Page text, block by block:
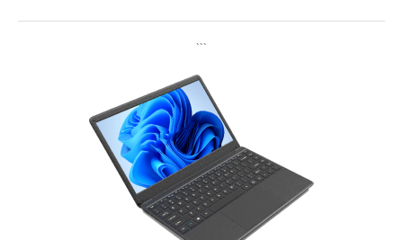
```